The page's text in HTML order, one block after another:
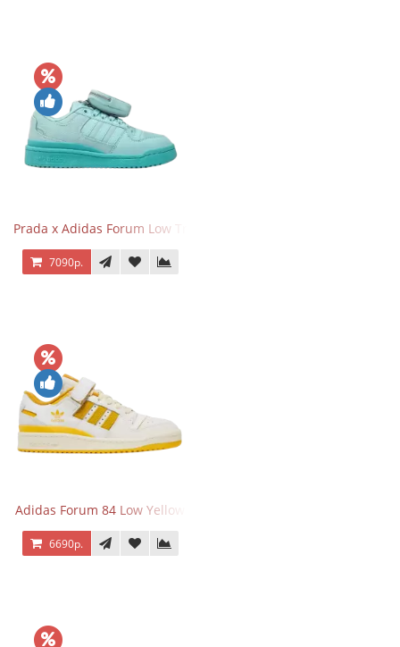
Prada x Adidas Forum Low Triple Mint
7090р.
Adidas Forum 84 Low Yellow
6690р.